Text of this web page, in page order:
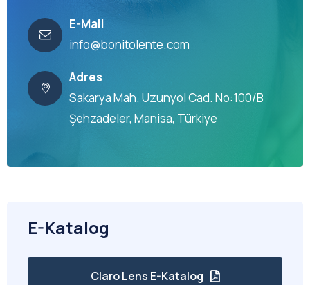
E-Mail
info@bonitolente.com
Adres
Sakarya Mah. Uzunyol Cad. No:100/B
Şehzadeler, Manisa, Türkiye
E-Katalog
Claro Lens E-Katalog